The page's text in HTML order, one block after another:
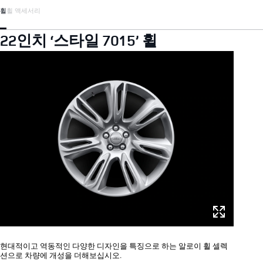
휠휠 액세서리
22인치 ‘스타일 7015’ 휠
현대적이고 역동적인 다양한 디자인을 특징으로 하는 알로이 휠 셀렉
션으로 차량에 개성을 더해보십시오.